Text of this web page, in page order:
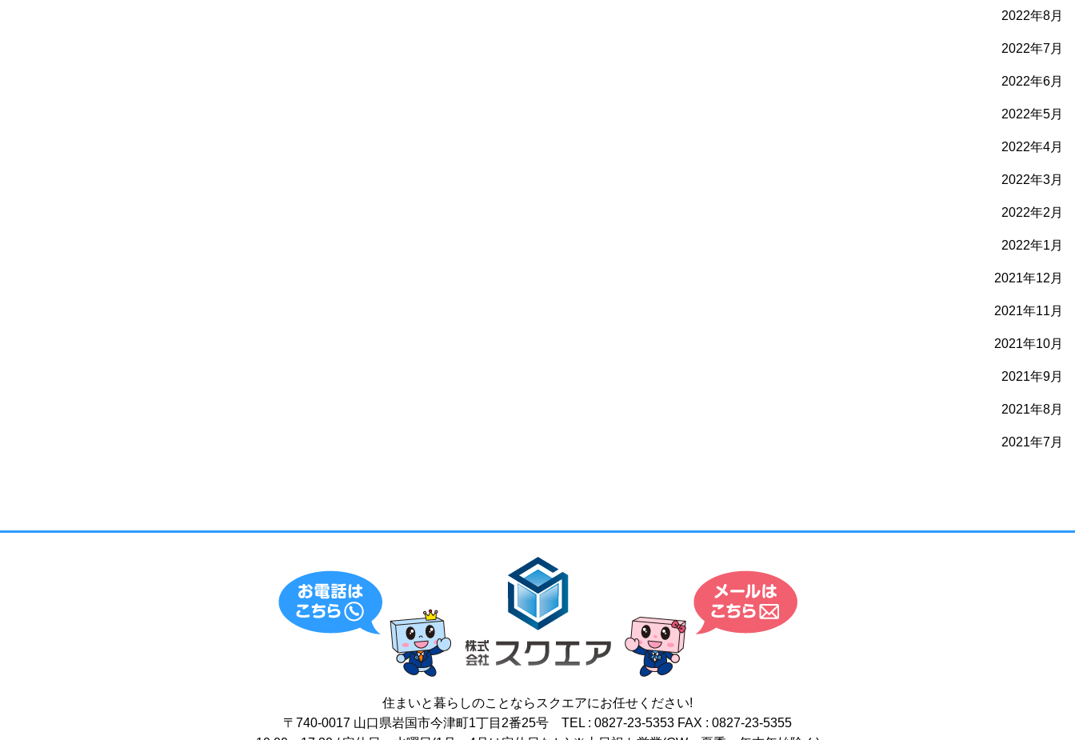
2022年8月
2022年7月
2022年6月
2022年5月
2022年4月
2022年3月
2022年2月
2022年1月
2021年12月
2021年11月
2021年10月
2021年9月
2021年8月
2021年7月
住まいと暮らしのことなら スクエアにお任せください!
〒740-0017 山口県岩国市今津町1丁目2番25号 TEL : 0827-23-5353 FAX : 0827-23-5355